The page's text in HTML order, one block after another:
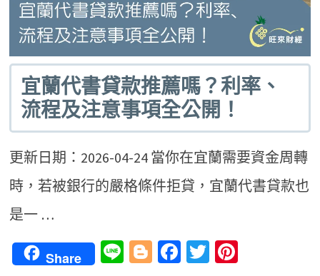
宜蘭代書貸款推薦嗎？利率、
流程及注意事項全公開！
更新日期：2026-04-24 當你在宜蘭需要資金周轉
時，若被銀行的嚴格條件拒貸，宜蘭代書貸款也
是一 …
Share LineBlogger
Facebook
Twitter